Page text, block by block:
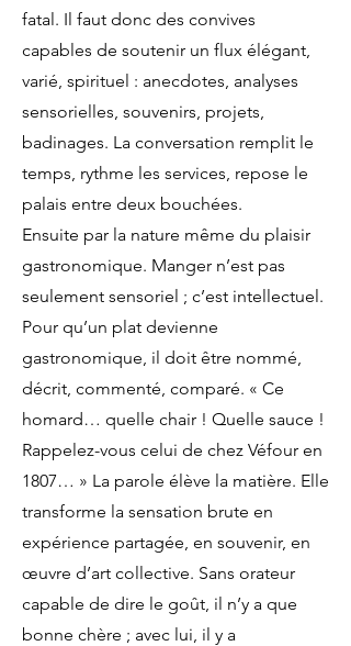
fatal. Il faut donc des convives
capables de soutenir un flux élégant,
varié, spirituel : anecdotes, analyses
sensorielles, souvenirs, projets,
badinages. La conversation remplit le
temps, rythme les services, repose le
palais entre deux bouchées.
Ensuite par la nature même du plaisir
gastronomique. Manger n’est pas
seulement sensoriel ; c’est intellectuel.
Pour qu’un plat devienne
gastronomique, il doit être nommé,
décrit, commenté, comparé. « Ce
homard… quelle chair ! Quelle sauce !
Rappelez-vous celui de chez Véfour en
1807… » La parole élève la matière. Elle
transforme la sensation brute en
expérience partagée, en souvenir, en
œuvre d’art collective. Sans orateur
capable de dire le goût, il n’y a que
bonne chère ; avec lui, il y a